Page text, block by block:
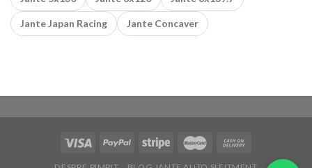
Jante Japan Racing Jante Concaver